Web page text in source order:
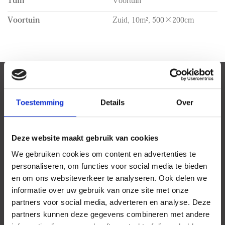
Toestemming Details Over
Deze website maakt gebruik van cookies
We gebruiken cookies om content en advertenties te
personaliseren, om functies voor social media te bieden
en om ons websiteverkeer te analyseren. Ook delen we
informatie over uw gebruik van onze site met onze
partners voor social media, adverteren en analyse. Deze
partners kunnen deze gegevens combineren met andere
De muren en plafonds zijn nieuw geschilderd en de woning
televisie/internet;
- Dubbele beglazing, goed geïsoleerd en een A label van
toepassing;
- Externe berging aanwezig;
- De huurprijs is inclusief 2 privé parkeerplaatsen;
- Woonoppervlakte 87 m2;
- De waarborgsom bedraagt 2 maanden huur;
Voortuin Zuid, 10m², 500×200cm
BEKIJK HET VERLOOP VAN DE
ZON
Bekijk zonnewijzer
Uw browser ondersteunt geen WebGL